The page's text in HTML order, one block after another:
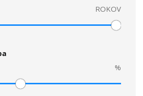
ROKOV
%